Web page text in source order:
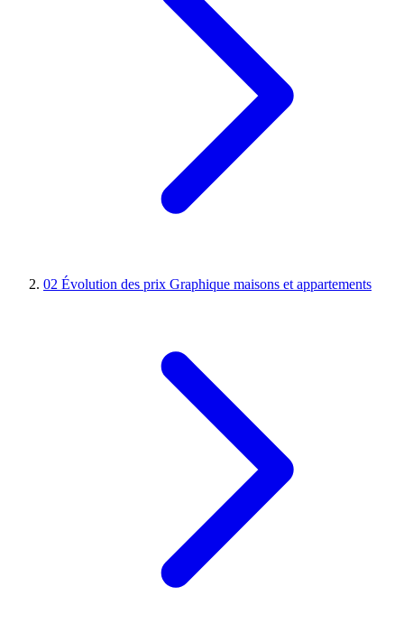
02 Évolution des prix Graphique maisons et appartements